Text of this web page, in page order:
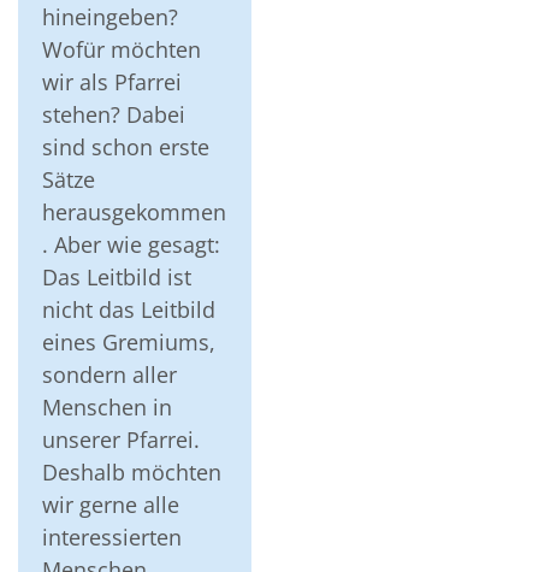
hineingeben?
Wofür möchten
wir als Pfarrei
stehen? Dabei
sind schon erste
Sätze
herausgekommen
. Aber wie gesagt:
Das Leitbild ist
nicht das Leitbild
eines Gremiums,
sondern aller
Menschen in
unserer Pfarrei.
Deshalb möchten
wir gerne alle
interessierten